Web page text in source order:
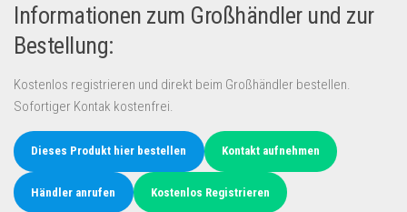
Informationen zum Großhändler und zur
Bestellung:
Kostenlos registrieren und direkt beim Großhändler bestellen.
Sofortiger Kontak kostenfrei.
Dieses Produkt hier bestellen Kontakt aufnehmen
Händler anrufen Kostenlos Registrieren